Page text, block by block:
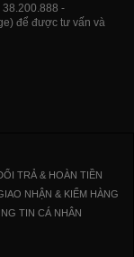
-
để được tư vấn và
TRẢ & HOÀN TIỀN
NHẬN & KIỂM HÀNG
TIN CÁ NHÂN